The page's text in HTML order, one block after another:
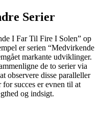
Serier
I Far Til Fire I Solen” op
er serien “Medvirkende
markante udviklinger.
de to serier via
observere disse paralleller
succes er evnen til at
og indsigt.